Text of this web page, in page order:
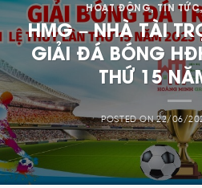
HOẠT ĐỘNG,TIN TỨC
HMG – NHÀ TÀI
GIẢI ĐÁ BÓNG
THỨ 15
POSTED ON22/06/